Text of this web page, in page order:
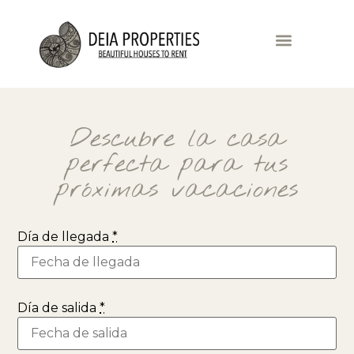
Descubre la casa
perfecta para tus
próximas vacaciones
Día de llegada*
Día de salida*